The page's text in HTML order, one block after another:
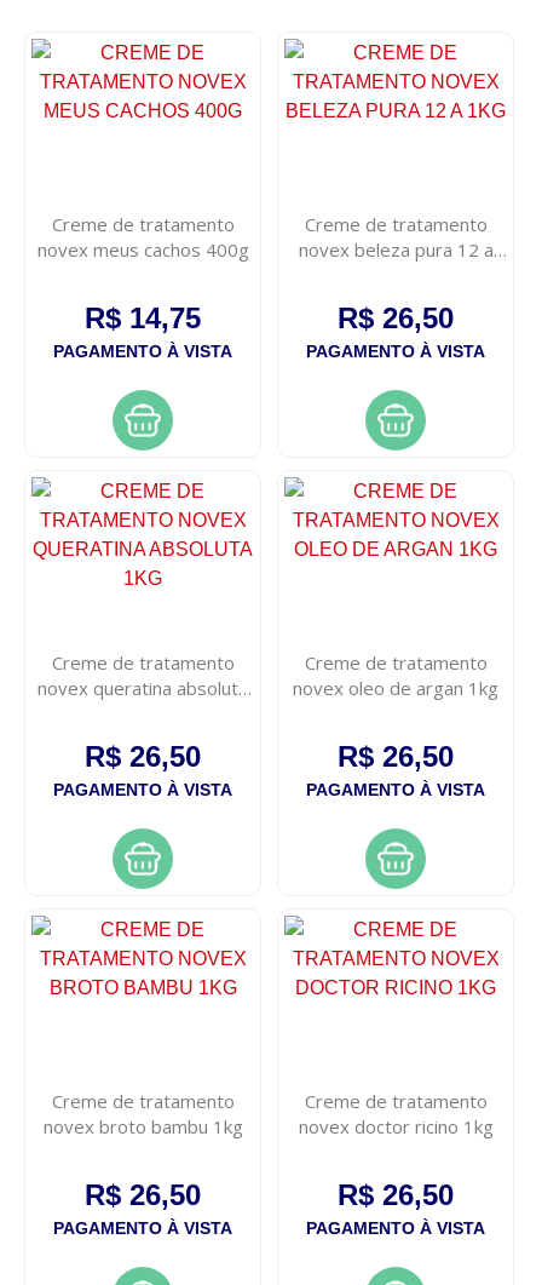
Creme de tratamento
novex meus cachos 400g
R$ 14,75
PAGAMENTO À VISTA
Creme de tratamento
novex beleza pura 12 a
R$ 26,50
PAGAMENTO À VISTA
Creme de tratamento
novex queratina absoluta
R$ 26,50
PAGAMENTO À VISTA
Creme de tratamento
novex oleo de argan 1kg
R$ 26,50
PAGAMENTO À VISTA
Creme de tratamento
novex broto bambu 1kg
R$ 26,50
PAGAMENTO À VISTA
Creme de tratamento
novex doctor ricino 1kg
R$ 26,50
PAGAMENTO À VISTA